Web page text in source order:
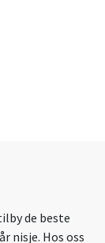
de beste
nisje. Hos oss